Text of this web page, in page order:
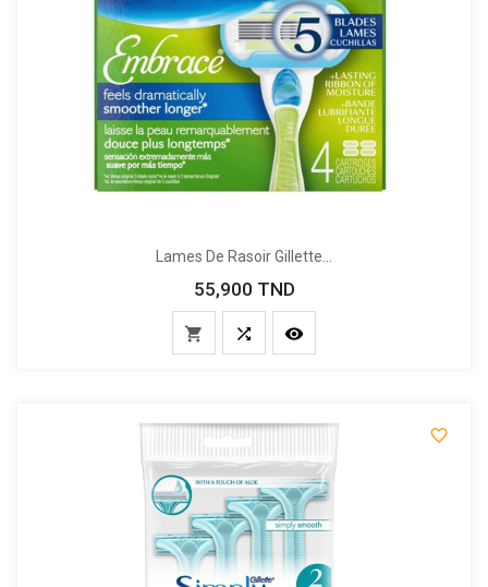
Lames De Rasoir Gillette...
Prix
55,900 TND
  
